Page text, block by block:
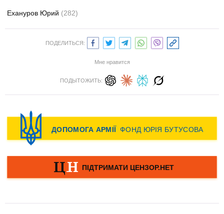
Ехануров Юрий (282)
ПОДЕЛИТЬСЯ:
Мне нравится
ПОДЫТОЖИТЬ: